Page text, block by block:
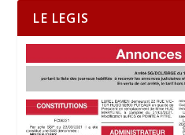
LE LEGIS